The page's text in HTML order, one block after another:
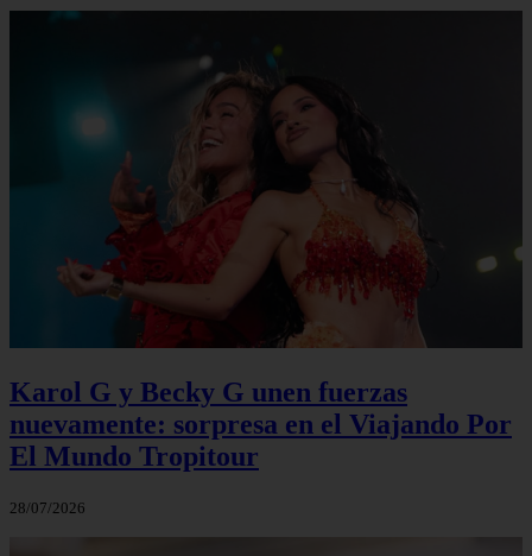
Karol G y Becky G unen fuerzas
nuevamente: sorpresa en el Viajando Por
El Mundo Tropitour
28/07/2026